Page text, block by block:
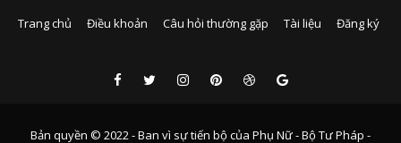
Trang chủ Điều khoản Câu hỏi thường gặp Tài liệu Đăng ký
Bản quyền © 2022 - Ban vì sự tiến bộ của Phụ Nữ - Bộ Tư Pháp -